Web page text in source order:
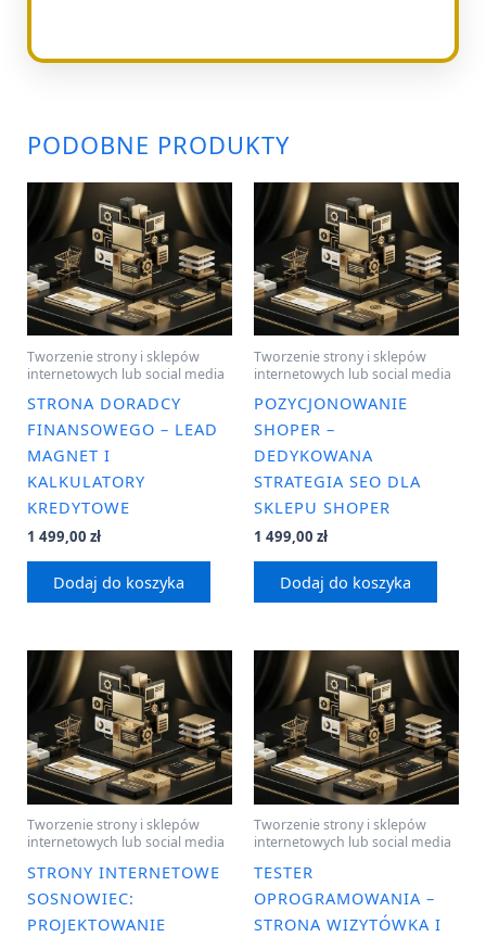
PODOBNE PRODUKTY
Tworzenie strony i sklepów
internetowych lub social media
STRONA DORADCY
FINANSOWEGO – LEAD
MAGNET I
KALKULATORY
KREDYTOWE
1 499,00 zł
Dodaj do koszyka
Tworzenie strony i sklepów
internetowych lub social media
POZYCJONOWANIE
SHOPER –
DEDYKOWANA
STRATEGIA SEO DLA
SKLEPU SHOPER
1 499,00 zł
Dodaj do koszyka
Tworzenie strony i sklepów
internetowych lub social media
STRONY INTERNETOWE
SOSNOWIEC:
PROJEKTOWANIE
Tworzenie strony i sklepów
internetowych lub social media
TESTER
OPROGRAMOWANIA –
STRONA WIZYTÓWKA I